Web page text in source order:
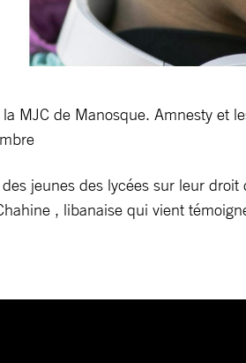
MJC de Manosque. Amnesty et
jeunes des lycées sur leur
, libanaise qui vient